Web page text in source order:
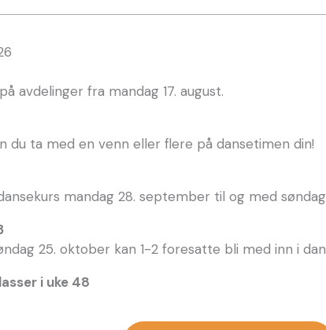
avdelinger fra mandag 17. august.
du ta med en venn eller flere på dansetimen din!
mandag 28. september til og med
25. oktober kan 1-2 foresatte bli med inn i
i uke 48